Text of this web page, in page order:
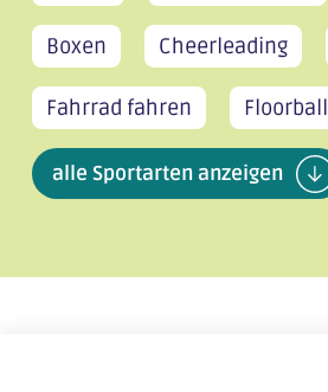
Boxen Cheerleading
Fahrrad fahren Floorball
alle Sportarten anzeigen